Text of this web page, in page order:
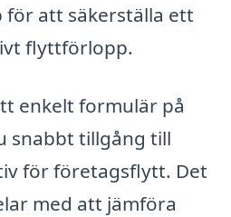
för att säkerställa ett
flyttförlopp.
enkelt formulär på
snabbt tillgång till
för företagsflytt. Det
med att jämföra